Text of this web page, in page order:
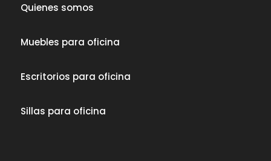
Quienes somos
Muebles para oficina
Escritorios para oficina
Sillas para oficina